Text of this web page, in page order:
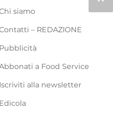
siamo
– REDAZIONE
Pubblicità
a Food Service
Iscriviti alla newsletter
Edicola